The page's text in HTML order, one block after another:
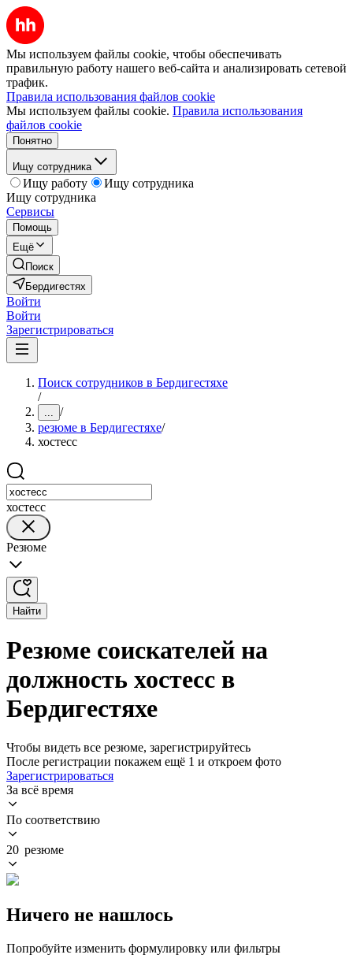
Мы используем файлы cookie, чтобы обеспечивать
правильную работу нашего веб-сайта и анализировать сетевой
трафик.
Правила использования файлов cookie
Мы используем файлы cookie. Правила использования
файлов cookie
Понятно
Ищу сотрудника
Ищу работу
Ищу сотрудника
Ищу сотрудника
Сервисы
Помощь
Ещё
Поиск
Бердигестях
Войти
Войти
Зарегистрироваться
Поиск сотрудников в Бердигестяхе
/
... /
резюме в Бердигестяхе/
хостесс
хостесс
Резюме
Найти
Резюме соискателей на
должность хостесс в
Бердигестяхе
Чтобы видеть все резюме, зарегистрируйтесь
После регистрации покажем ещё 1 и откроем фото
Зарегистрироваться
За всё время
По соответствию
20 резюме
Ничего не нашлось
Попробуйте изменить формулировку или фильтры